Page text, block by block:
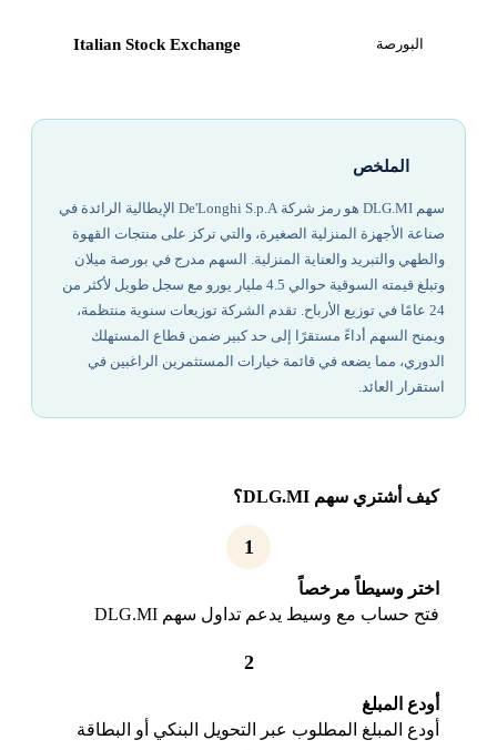
البورصة Italian Stock Exchange
الملخص
سهم DLG.MI هو رمز شركة De'Longhi S.p.A الإيطالية الرائدة في
صناعة الأجهزة المنزلية الصغيرة، والتي تركز على منتجات القهوة
والطهي والتبريد والعناية المنزلية. السهم مدرج في بورصة ميلان
وتبلغ قيمته السوقية حوالي 4.5 مليار يورو مع سجل طويل لأكثر من
24 عامًا في توزيع الأرباح. تقدم الشركة توزيعات سنوية منتظمة،
ويمنح السهم أداءً مستقرًا إلى حد كبير ضمن قطاع المستهلك
الدوري، مما يضعه في قائمة خيارات المستثمرين الراغبين في
استقرار العائد.
كيف أشتري سهم DLG.MI؟
1
اختر وسيطاً مرخصاً
فتح حساب مع وسيط يدعم تداول سهم DLG.MI
2
أودع المبلغ
أودع المبلغ المطلوب عبر التحويل البنكي أو البطاقة